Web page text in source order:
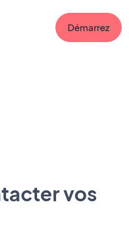
Démarrez
vos